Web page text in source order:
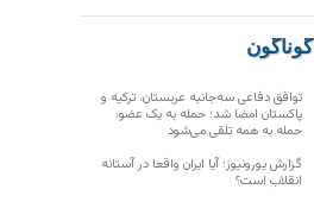
گوناگون
توافق دفاعی سه‌جانبه عربستان، ترکیه و
پاکستان امضا شد؛ حمله به یک عضو،
حمله به همه تلقی می‌شود
گزارش یورونیوز؛ آیا ایران واقعا در آستانه
انقلاب است؟